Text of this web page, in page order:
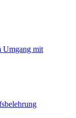
Umgang mit